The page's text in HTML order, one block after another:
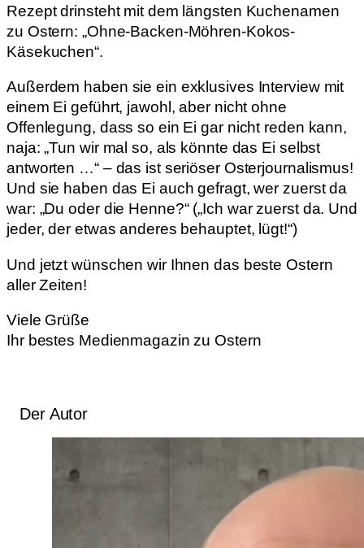
Rezept drinsteht mit dem längsten Kuchenamen
zu Ostern: „Ohne-Backen-Möhren-Kokos-
Käsekuchen“.
Außerdem haben sie ein exklusives Interview mit
einem Ei geführt, jawohl, aber nicht ohne
Offenlegung, dass so ein Ei gar nicht reden kann,
naja: „Tun wir mal so, als könnte das Ei selbst
antworten …“ – das ist seriöser Osterjournalismus!
Und sie haben das Ei auch gefragt, wer zuerst da
war: „Du oder die Henne?“ („Ich war zuerst da. Und
jeder, der etwas anderes behauptet, lügt!“)
Und jetzt wünschen wir Ihnen das beste Ostern
aller Zeiten!
Viele Grüße
Ihr bestes Medienmagazin zu Ostern
Der Autor